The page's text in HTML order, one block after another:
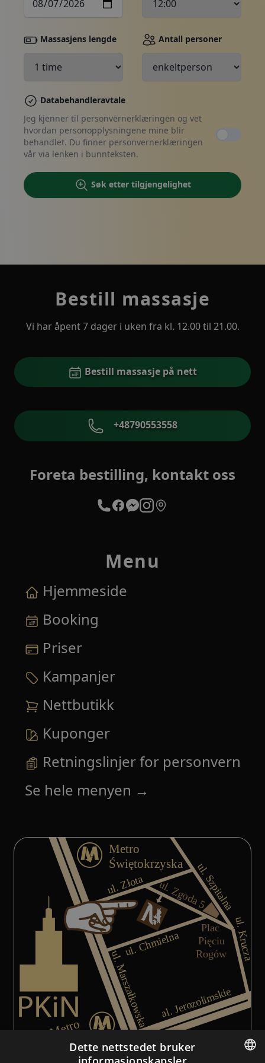
Foreta bestilling, kontakt oss
Massasjens lengde Antall personer
Databehandleravtale
Jeg kjenner til personvernerklæringen og vet
hvordan personopplysningene mine blir
behandlet. Du finner personvernerklæringen
vår via lenken i bunnteksten.
Søk etter tilgjengelighet
Bestill massasje
Vi har åpent 7 dager i uken fra kl. 12.00 til 21.00.
Bestill massasje på nett
+48790553558
Foreta bestilling, kontakt oss
Menu
Hjemmeside
Booking
Priser
Kampanjer
Nettbutikk
Kuponger
Retningslinjer for personvern
Se hele menyen →
Dette nettstedet bruker